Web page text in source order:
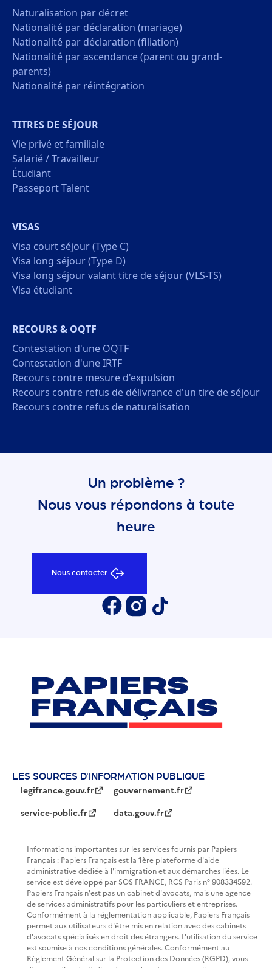
Naturalisation par décret
Nationalité par déclaration (mariage)
Nationalité par déclaration (filiation)
Nationalité par ascendance (parent ou grand-
parents)
Nationalité par réintégration
TITRES DE SÉJOUR
Vie privé et familiale
Salarié / Travailleur
Étudiant
Passeport Talent
VISAS
Visa court séjour (Type C)
Visa long séjour (Type D)
Visa long séjour valant titre de séjour (VLS-TS)
Visa étudiant
RECOURS & OQTF
Contestation d'une OQTF
Contestation d'une IRTF
Recours contre mesure d'expulsion
Recours contre refus de délivrance d'un tire de séjour
Recours contre refus de naturalisation
Un problème ?
Nous vous répondons à toute
heure
Nous contacter
LES SOURCES D'INFORMATION PUBLIQUE
legifrance.gouv.fr
gouvernement.fr
service-public.fr
data.gouv.fr
Informations importantes sur les services fournis par Papiers
Français : Papiers Français est la 1ère plateforme d'aide
administrative dédiée à l'immigration et aux démarches liées. Le
service est développé par SOS FRANCE, RCS Paris n° 908334592.
Papiers Français n'est pas un cabinet d'avocats, mais une agence
de services administratifs pour les particuliers et entreprises.
Conformément à la réglementation applicable, Papiers Français
permet aux utilisateurs d'être mis en relation avec des cabinets
d'avocats spécialisés en droit des étrangers. L'utilisation du service
est soumise à nos conditions générales. Conformément au
Règlement Général sur la Protection des Données (RGPD), vous